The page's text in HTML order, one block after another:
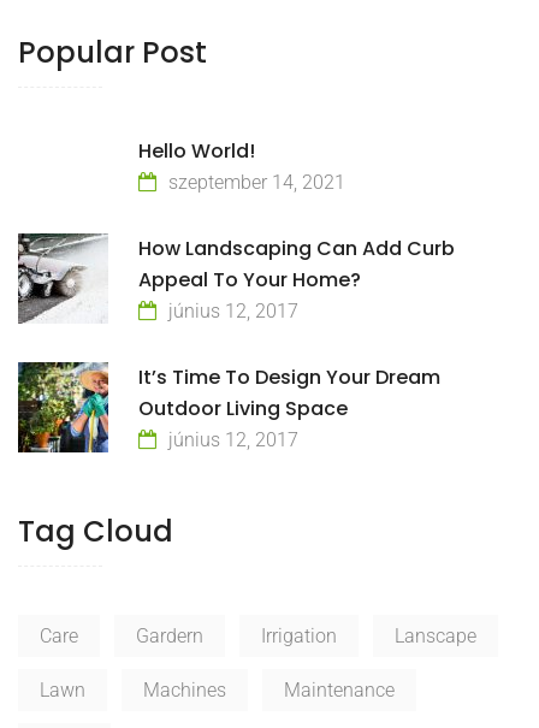
Popular Post
Hello World!
szeptember 14, 2021
How Landscaping Can Add Curb
Appeal To Your Home?
június 12, 2017
It’s Time To Design Your Dream
Outdoor Living Space
június 12, 2017
Tag Cloud
Care Gardern Irrigation Lanscape
Lawn Machines Maintenance